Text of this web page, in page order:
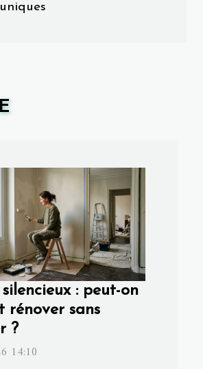
silencieux : peut-on
rénover sans
?
14:10